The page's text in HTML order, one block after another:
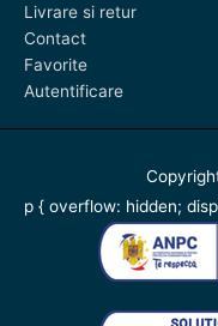
Livrare si retur
Contact
Favorite
Autentificare
p { overflow: hidden;